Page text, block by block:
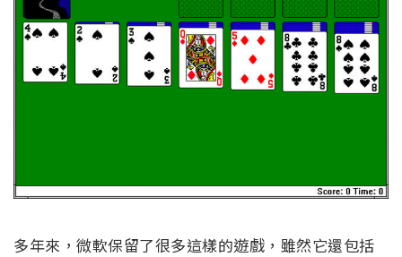
多年來，微軟保留了很多這樣的遊戲，雖然它還包括